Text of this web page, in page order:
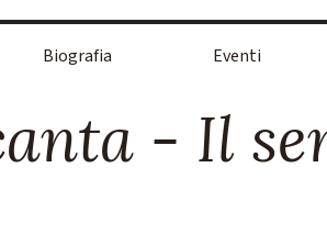
Salta menù
▼
Biografia Eventi
- Il